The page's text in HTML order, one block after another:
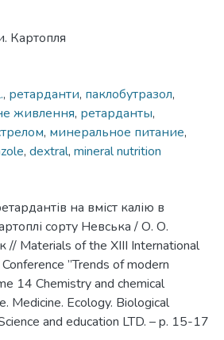
Картопля
, ретарданти, паклобутразол,
живлення, ретарданты,
, минеральное питание,
, dextral, mineral nutrition
на вміст калію в
сорту Невська / О. О.
Materials of the XIII International
”Trends of modern
14 Chemistry and chemical
Medicine. Ecology. Biological
and education LTD. – p. 15-17